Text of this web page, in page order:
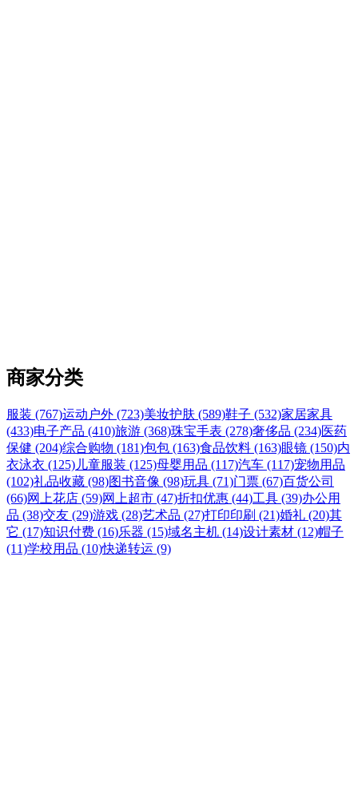
商家分类
服装 (767)运动户外 (723)美妆护肤 (589)鞋子 (532)家居家具
(433)电子产品 (410)旅游 (368)珠宝手表 (278)奢侈品 (234)医药
保健 (204)综合购物 (181)包包 (163)食品饮料 (163)眼镜 (150)内
衣泳衣 (125) 儿童服装 (125)母婴用品 (117)汽车 (117)宠物用品
(102)礼品收藏 (98)图书音像 (98)玩具 (71)门票 (67)百货公司
(66)网上花店 (59)网上超市 (47)折扣优惠 (44)工具 (39)办公用
品 (38)交友 (29)游戏 (28)艺术品 (27)打印印刷 (21)婚礼 (20)其
它 (17)知识付费 (16)乐器 (15)域名主机 (14)设计素材 (12)帽子
(11)学校用品 (10)快递转运 (9)